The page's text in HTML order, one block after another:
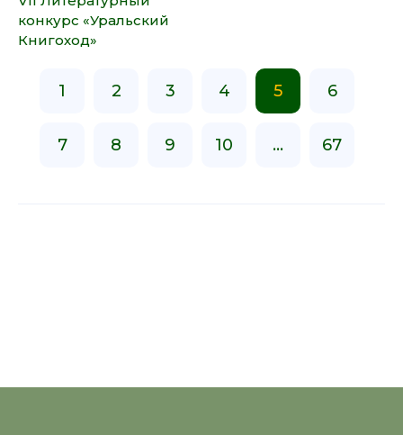
конкурс «Уральский
Книгоход»
1 2 3 4 5 6
7 8 9 10 ... 67